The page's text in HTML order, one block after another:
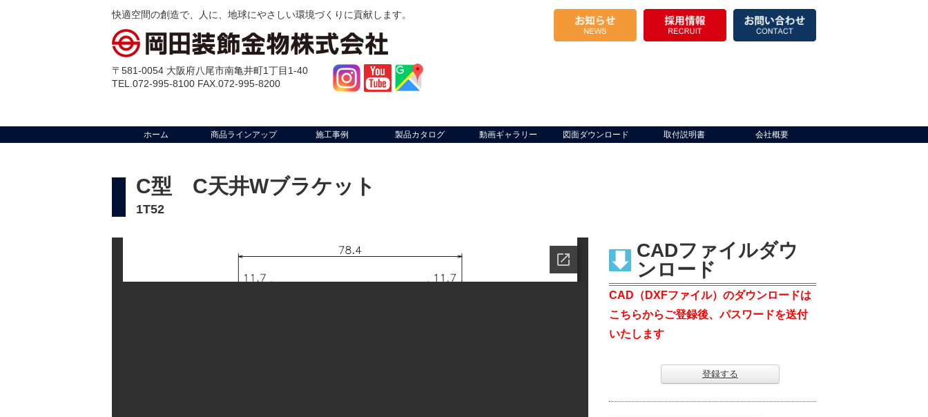
快適空間の創造で、人に、地球にやさしい環境づくりに貢献します。
〒581-0054 大阪府八尾市南亀井町1丁目1-40
TEL.072-995-8100 FAX.072-995-8200
ホーム 商品ラインアップ 施工事例 製品カタログ 動画ギャラリー 図面ダウンロード 取付説明書 会社概要
C型 C天井Wブラケット
1T52
CADファイルダウ
ンロード
CAD（DXFファイル）のダウンロードは
こちらからご登録後、パスワードを送付
いたします
登録する